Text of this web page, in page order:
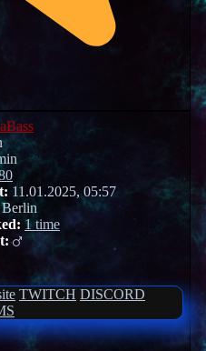
11.01.2025, 05:57
Berlin
1 time
TWITCH DISCORD